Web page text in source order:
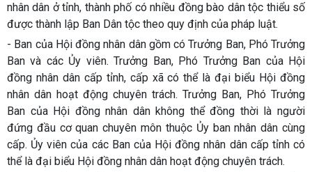
nhân dân ở tỉnh, thành phố có nhiều đồng bào dân tộc thiểu số
được thành lập Ban Dân tộc theo quy định của pháp luật.
- Ban của Hội đồng nhân dân gồm có Trưởng Ban, Phó Trưởng
Ban và các Ủy viên. Trưởng Ban, Phó Trưởng Ban của Hội
đồng nhân dân cấp tỉnh, cấp xã có thể là đại biểu Hội đồng
nhân dân hoạt động chuyên trách. Trưởng Ban, Phó Trưởng
Ban của Hội đồng nhân dân không thể đồng thời là người
đứng đầu cơ quan chuyên môn thuộc Ủy ban nhân dân cùng
cấp. Ủy viên của các Ban của Hội đồng nhân dân cấp tỉnh có
thể là đại biểu Hội đồng nhân dân hoạt động chuyên trách.